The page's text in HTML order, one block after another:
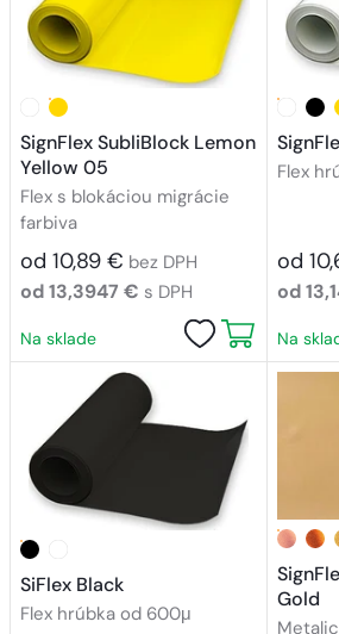
SignFlex SubliBlock Lemon
Yellow 05
Flex s blokáciou migrácie
farbiva
od 10,89 € bez DPH
od 13,3947 € s DPH
Na sklade
Flex
od
od
Na
SiFlex Black
Flex hrúbka od 600μ
Gold